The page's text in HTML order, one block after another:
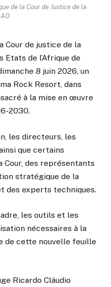
de la Cour de Justice de la
Cour de justice de la
Etats de l’Afrique de
8 juin 2026, un
Rock Resort, dans
à la mise en œuvre
2030.
les directeurs, les
que certains
Cour, des représentants
stratégique de la
des experts techniques.
les outils et les
nécessaires à la
de cette nouvelle feuille
Ricardo Cláudio